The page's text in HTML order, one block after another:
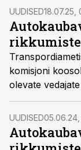
rikkumised töö-
sealhulgas
sõidumeeriku
UUDISED18.07.25,
rikkumiste
komisjoni
olevate
vedajate antud
suhtes, kes olid
UUDISED05.06.24,